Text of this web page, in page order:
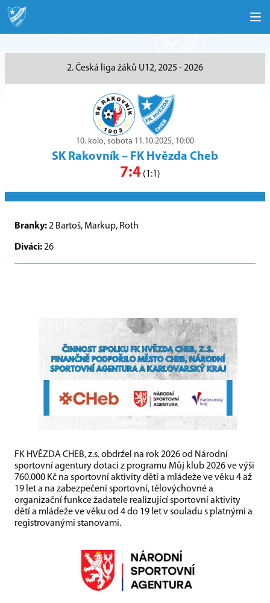
2. Česká liga žáků U12, 2025 - 2026
10. kolo, sobota 11.10.2025, 10:00
SK Rakovník – FK Hvězda Cheb
7:4 (1:1)
Branky:2 Bartoš, Markup, Roth
Diváci:26
FK HVĚZDA CHEB, z.s. obdržel na rok 2026 od Národní
sportovní agentury dotaci z programu Můj klub 2026 ve výši
760.000 Kč na sportovní aktivity dětí a mládeže ve věku 4 až
19 let a na zabezpečení sportovní, tělovýchovné a
organizační funkce žadatele realizující sportovní aktivity
dětí a mládeže ve věku od 4 do 19 let v souladu s platnými a
registrovanými stanovami.